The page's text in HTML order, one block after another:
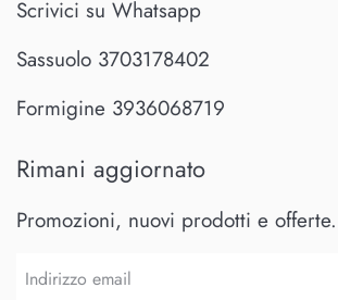
Scrivici su Whatsapp
Sassuolo 3703178402
Formigine 3936068719
Rimani aggiornato
Promozioni, nuovi prodotti e offerte.